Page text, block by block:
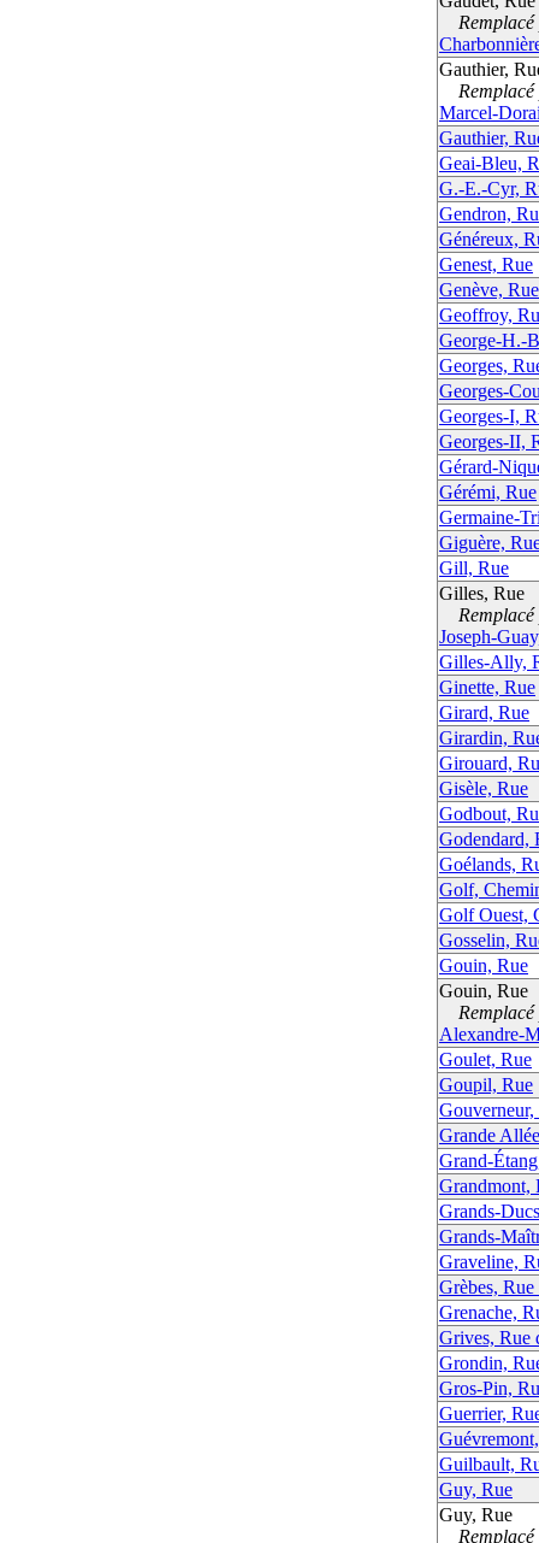
Remplacé
Gauthier,
Remplacé
Marcel-
Gauthier,
Geai-Bleu,
G.-E.-Cyr,
Gendron,
Généreux,
Genest, Rue
Genève,
Geoffroy,
George-H.-
Georges,
Georges-
Georges-I,
Georges-II,
Gérard-
Gérémi, Rue
Germaine-
Giguère,
Gill, Rue
Gilles, Rue
Remplacé
Joseph-
Gilles-Ally,
Ginette, Rue
Girard, Rue
Girardin,
Girouard,
Gisèle, Rue
Godbout,
Godendard,
Goélands,
Golf,
Golf Ouest,
Gosselin,
Gouin, Rue
Gouin, Rue
Remplacé
Alexandre-
Goulet, Rue
Goupil, Rue
Gouverneur,
Grande Allée
Grand-
Grandmont,
Grands-
Grands-
Graveline,
Grèbes, Rue
Grenache,
Grives, Rue
Grondin,
Gros-Pin,
Guerrier,
Guilbault,
Guy, Rue
Guy, Rue
Remplacé